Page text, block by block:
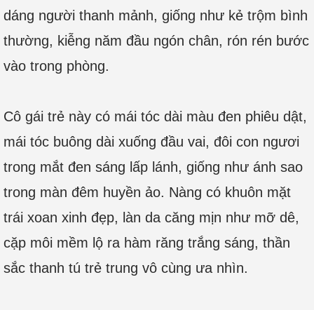
dáng người thanh mảnh, giống như kẻ trộm bình
thường, kiễng năm đầu ngón chân, rón rén bước
vào trong phòng.
Cô gái trẻ này có mái tóc dài màu đen phiêu dật,
mái tóc buông dài xuống đầu vai, đôi con ngươi
trong mắt đen sáng lấp lánh, giống như ánh sao
trong màn đêm huyền ảo. Nàng có khuôn mặt
trái xoan xinh đẹp, làn da căng mịn như mỡ dê,
cặp môi mềm lộ ra hàm răng trắng sáng, thần
sắc thanh tú trẻ trung vô cùng ưa nhìn.